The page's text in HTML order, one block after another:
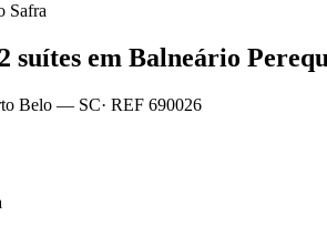
Safra
suítes em Balneário
Belo — SC· REF 690026